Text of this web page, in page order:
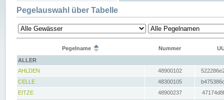
Pegelauswahl über Tabelle
Pegelname Nummer
ALLER
AHLDEN
48900102
CELLE
48300105
EITZE
48900237